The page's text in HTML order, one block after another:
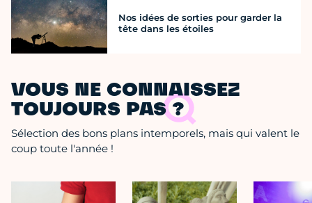
Nos idées de sorties pour garder la
tête dans les étoiles
VOUS NE CONNAISSEZ
TOUJOURS PAS ?
Sélection des bons plans intemporels, mais qui valent le
coup toute l'année !